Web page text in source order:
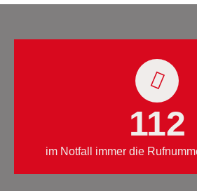
112
im Notfall immer die